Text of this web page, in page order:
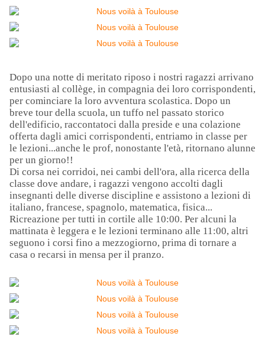
Dopo una notte di meritato riposo i nostri ragazzi arrivano
entusiasti al collège, in compagnia dei loro corrispondenti,
per cominciare la loro avventura scolastica. Dopo un
breve tour della scuola, un tuffo nel passato storico
dell'edificio, raccontatoci dalla preside e una colazione
offerta dagli amici corrispondenti, entriamo in classe per
le lezioni...anche le prof, nonostante l'età, ritornano alunne
per un giorno!!
Di corsa nei corridoi, nei cambi dell'ora, alla ricerca della
classe dove andare, i ragazzi vengono accolti dagli
insegnanti delle diverse discipline e assistono a lezioni di
italiano, francese, spagnolo, matematica, fisica...
Ricreazione per tutti in cortile alle 10:00. Per alcuni la
mattinata è leggera e le lezioni terminano alle 11:00, altri
seguono i corsi fino a mezzogiorno, prima di tornare a
casa o recarsi in mensa per il pranzo.